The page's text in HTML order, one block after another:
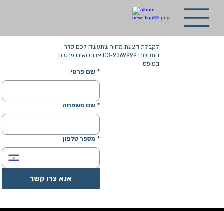
* שם פרטי
* שם משפחה
* מספר טלפון
אנא צרו קשר
לקבלת הצעת מחיר שתעשה לכם סדר
התקשרו 03-9369999 או השאירו פרטים
בטופס